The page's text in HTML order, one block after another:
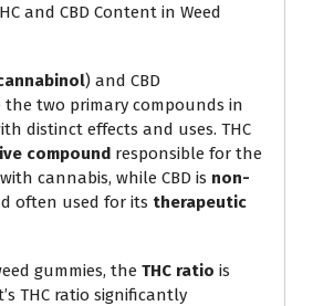
and CBD Content in Weed
) and CBD
two primary compounds in
distinct effects and uses. THC
compound responsible for the
cannabis, while CBD is non-
often used for its therapeutic
gummies, the THC ratio is
THC ratio significantly